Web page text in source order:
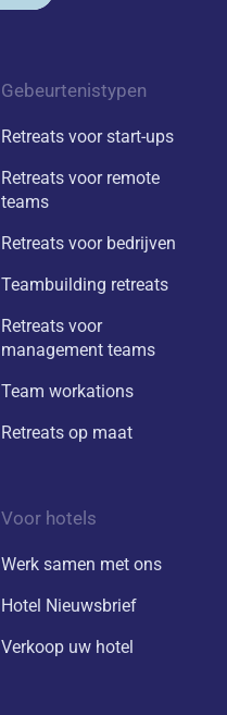
Gebeurtenistypen
Retreats voor start-ups
Retreats voor remote
teams
Retreats voor bedrijven
Teambuilding retreats
Retreats voor
management teams
Team workations
Retreats op maat
Voor hotels
Werk samen met ons
Hotel Nieuwsbrief
Verkoop uw hotel